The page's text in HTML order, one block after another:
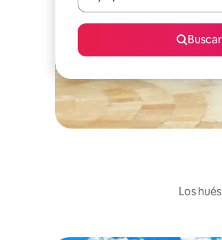
Buscar
Los